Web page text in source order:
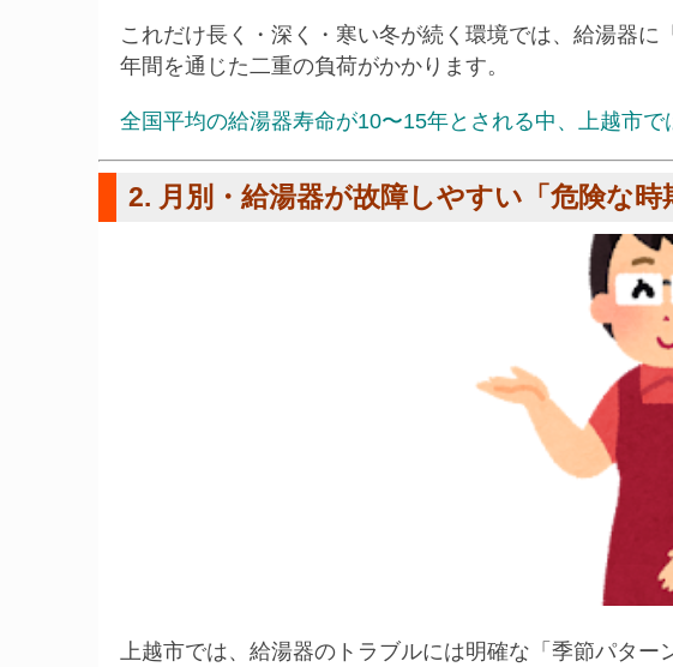
これだけ長く・深く・寒い冬が続く環境では、給湯器
年間を通じた二重の負荷がかかります。
全国平均の給湯器寿命が10〜15年とされる中、上越市
2. 月別・給湯器が故障しやすい「危険な
上越市では、給湯器のトラブルには明確な「季節パター